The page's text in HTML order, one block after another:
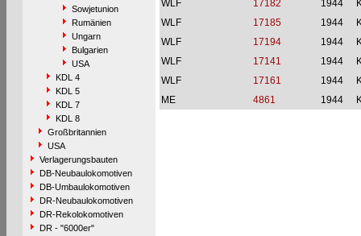
Sowjetunion
Rumänien
Ungarn
Bulgarien
USA
KDL 4
KDL 5
KDL 7
KDL 8
Großbritannien
USA
Verlagerungsbauten
DB-Neubaulokomotiven
DB-Umbaulokomotiven
DR-Neubaulokomotiven
DR-Rekolokomotiven
DR - "6000er"
WLF
17182 1944
WLF
17185 1944
WLF
17194 1944
WLF
17141 1944
WLF
17161 1944
ME
4861 1944